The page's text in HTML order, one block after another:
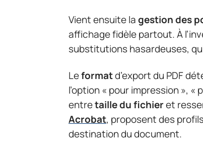
Vient ensuite lagestion des
affichage fidèle partout. À
substitutions hasardeuses,
Leformatd’export du PDF
l’option « pour impression », «
entretaille du fichieret
Acrobat, proposent des
destination du document.